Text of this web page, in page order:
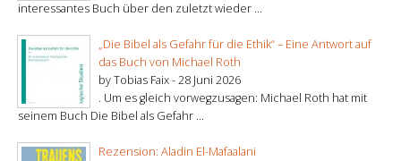
interessantes Buch über den zuletzt wieder ...
„Die Bibel als Gefahr für die Ethik“ – Eine Antwort auf
das Buch von Michael Roth
by Tobias Faix -28 Juni 2026
. Um es gleich vorwegzusagen: Michael Roth hat mit
seinem Buch Die Bibel als Gefahr ...
Rezension: Aladin El-Mafaalani